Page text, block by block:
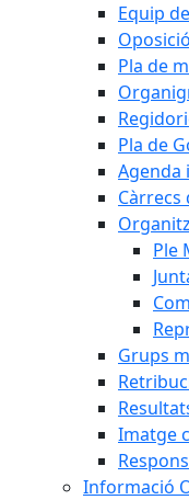
Equip
Oposició
Pla de
Pla de
Agenda
Càrrecs
Ple
Grups
Imatge
Informació